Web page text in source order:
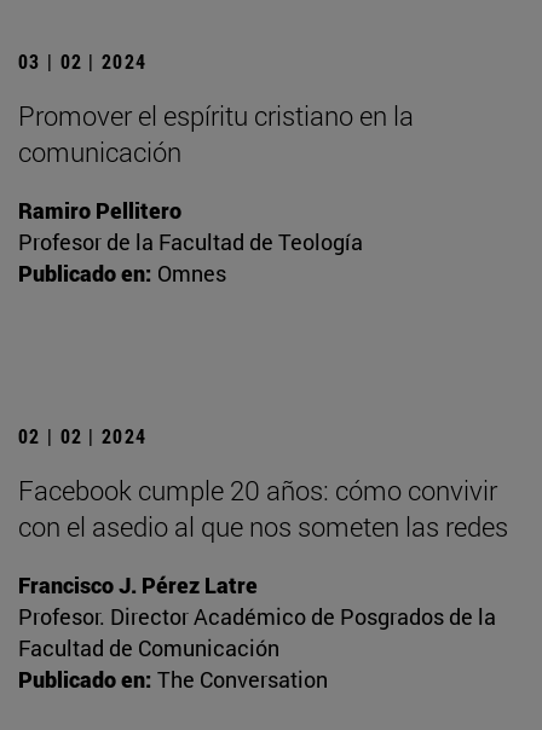
03 | 02 | 2024
Promover el espíritu cristiano en la
comunicación
Ramiro Pellitero
Profesor de la Facultad de Teología
Publicado en: Omnes
02 | 02 | 2024
Facebook cumple 20 años: cómo convivir
con el asedio al que nos someten las redes
Francisco J. Pérez Latre
Profesor. Director Académico de Posgrados de la
Facultad de Comunicación
Publicado en: The Conversation